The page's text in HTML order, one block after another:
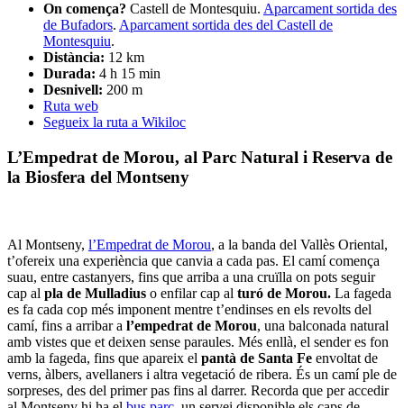
On comença? Castell de Montesquiu. Aparcament sortida des
de Bufadors. Aparcament sortida des del Castell de
Montesquiu.
Distància: 12 km
Durada: 4 h 15 min
Desnivell: 200 m
Ruta web
Segueix la ruta a Wikiloc
L’Empedrat de Morou, al Parc Natural i Reserva de
la Biosfera del Montseny
Al Montseny, l’Empedrat de Morou, a la banda del Vallès Oriental,
t’ofereix una experiència que canvia a cada pas. El camí comença
suau, entre castanyers, fins que arriba a una cruïlla on pots seguir
cap al pla de Mulladius o enfilar cap al turó de Morou. La fageda
es fa cada cop més imponent mentre t’endinses en els revolts del
camí, fins a arribar a l’empedrat de Morou, una balconada natural
amb vistes que et deixen sense paraules. Més enllà, el sender es fon
amb la fageda, fins que apareix el pantà de Santa Fe envoltat de
verns, àlbers, avellaners i altra vegetació de ribera. És un camí ple de
sorpreses, des del primer pas fins al darrer. Recorda que per accedir